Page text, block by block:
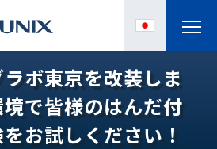
ボ東京を改装しま
で皆様のはんだ付
お試しください！